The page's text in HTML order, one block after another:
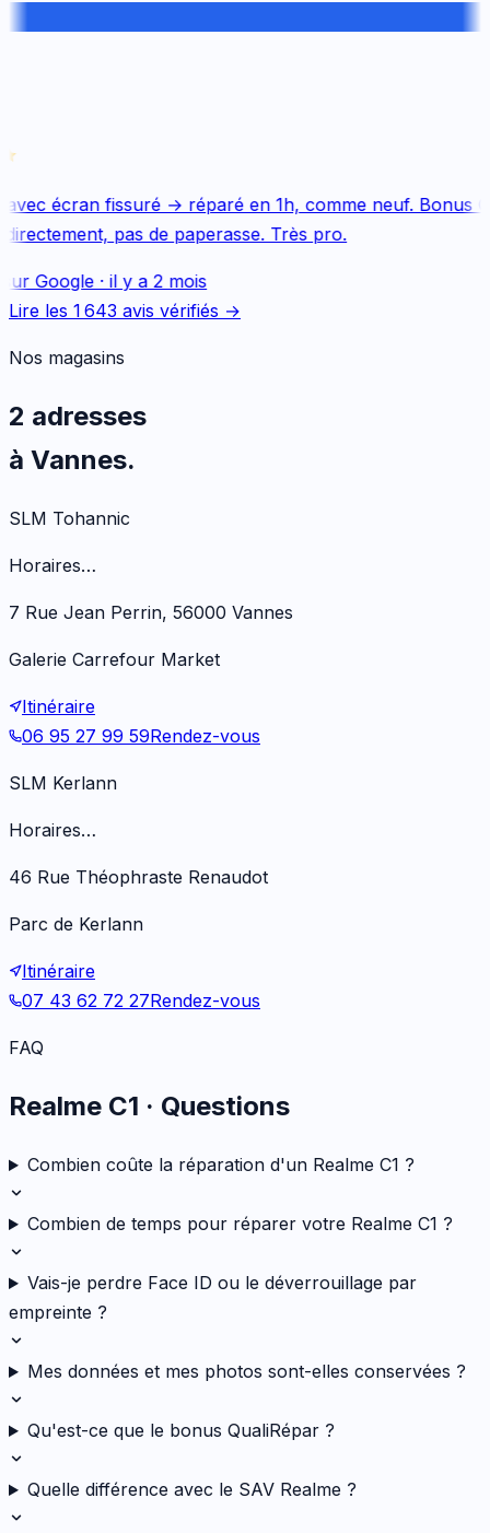
écran fissuré → réparé en 1h, comme neuf. Bonus
pas de paperasse. Très pro.
Google· il y a 2 mois
Lire les 1 643 avis vérifiés →
Nos magasins
2 adresses
à Vannes.
SLM Tohannic
Horaires…
7 Rue Jean Perrin, 56000 Vannes
Galerie Carrefour Market
Itinéraire
06 95 27 99 59Rendez-vous
SLM Kerlann
Horaires…
46 Rue Théophraste Renaudot
Parc de Kerlann
Itinéraire
07 43 62 72 27Rendez-vous
FAQ
Realme C1 · Questions
Combien coûte la réparation d'un Realme C1 ?
Combien de temps pour réparer votre Realme C1 ?
Vais-je perdre Face ID ou le déverrouillage par
empreinte ?
Mes données et mes photos sont-elles conservées ?
Qu'est-ce que le bonus QualiRépar ?
Quelle différence avec le SAV Realme ?